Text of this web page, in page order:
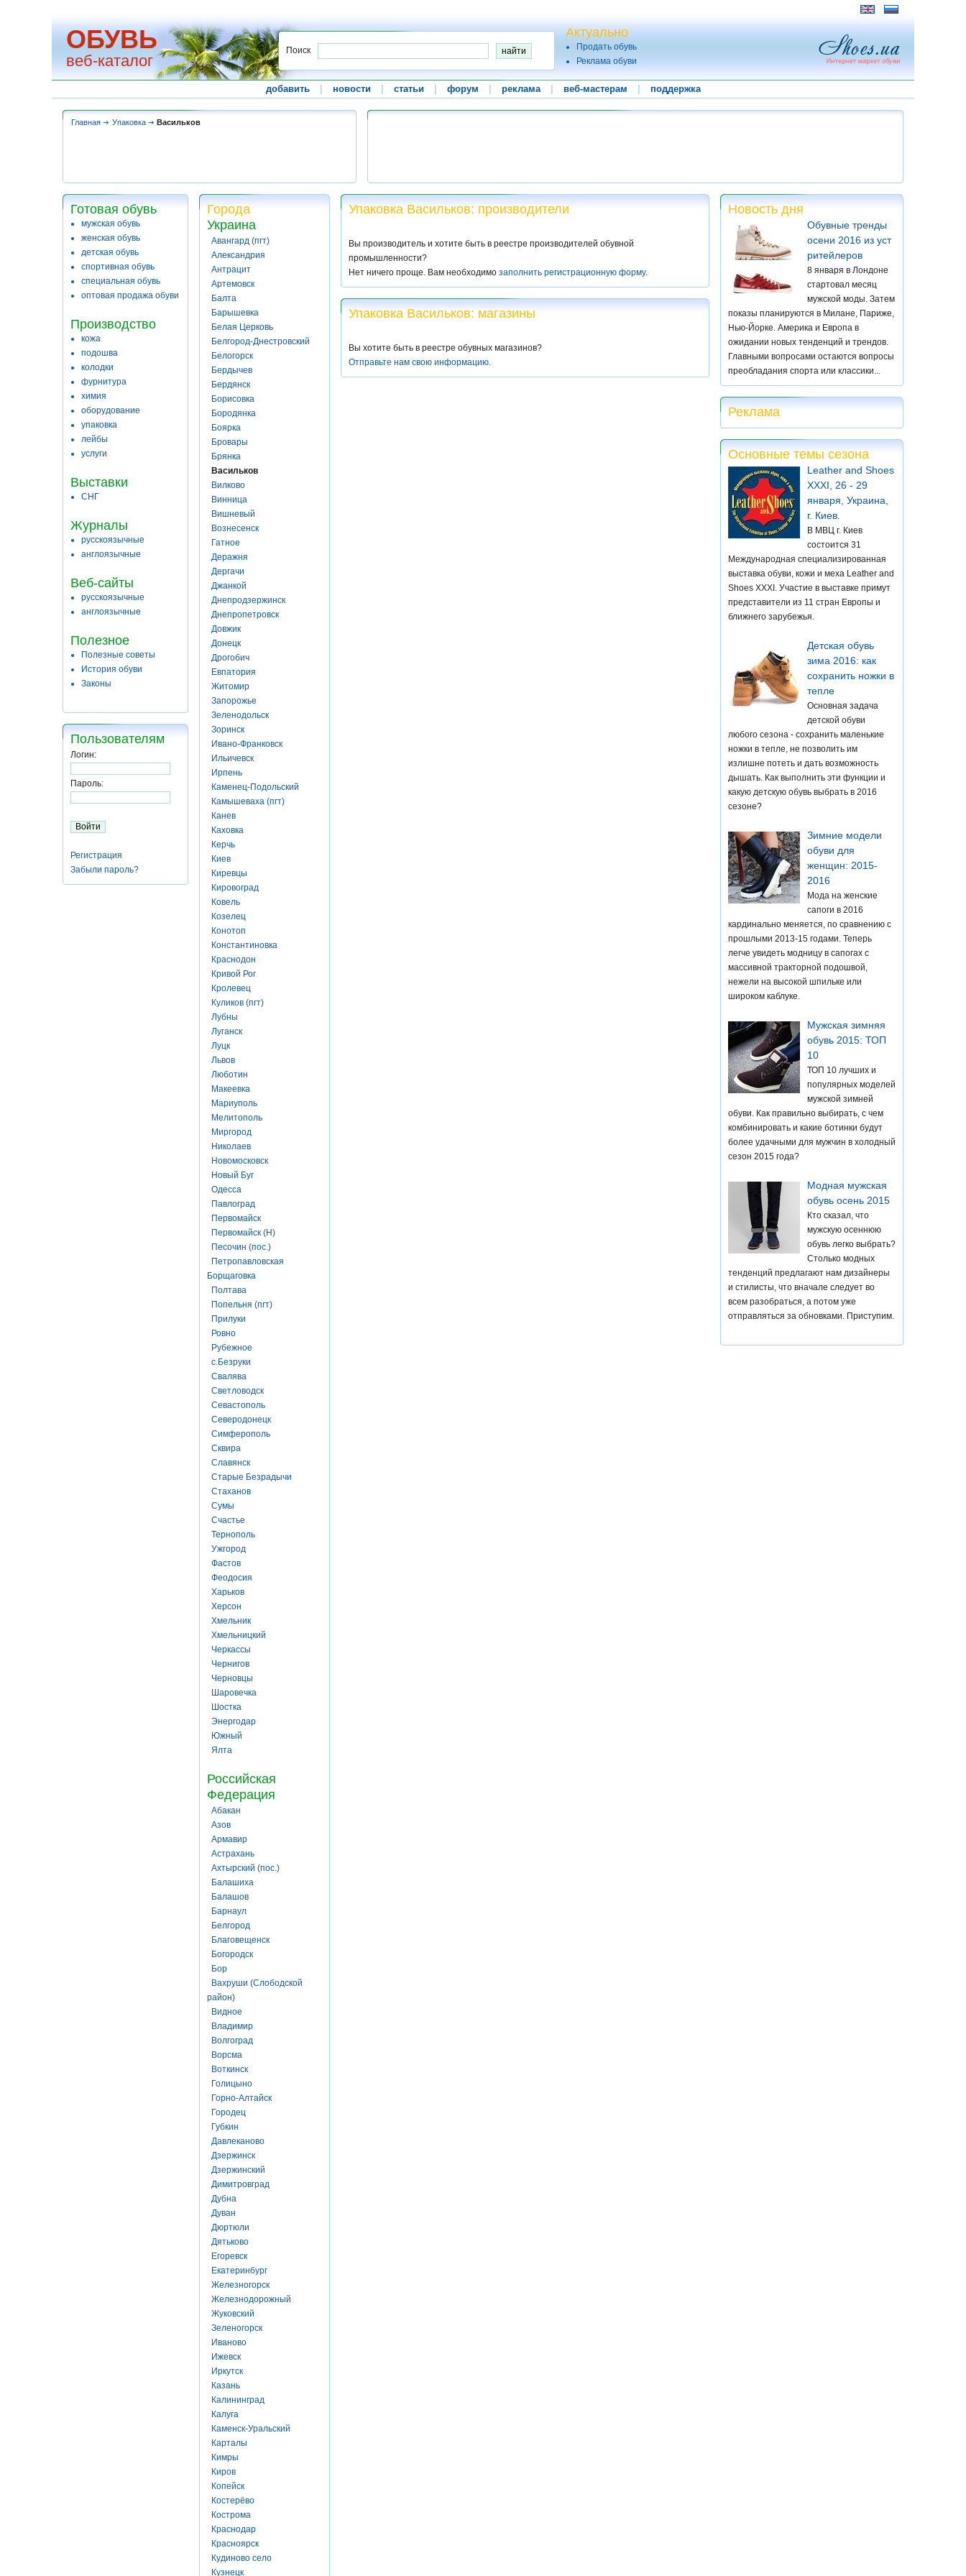
ОБУВЬ
веб-каталог
Поиск
Актуально
Продать обувь
Реклама обуви
добавить новости статьи форум реклама веб-мастерам поддержка
Главная Упаковка Васильков
Готовая обувь
мужская обувь
женская обувь
детская обувь
спортивная обувь
специальная обувь
оптовая продажа обуви
Производство
кожа
подошва
колодки
фурнитура
химия
оборудование
упаковка
лейбы
услуги
Выставки
СНГ
Журналы
русскоязычные
англоязычные
Веб-сайты
русскоязычные
англоязычные
Полезное
Полезные советы
История обуви
Законы
Пользователям
Логин:
Пароль:
Регистрация
Забыли пароль?
Города
Украина
Авангард (пгт)
Александрия
Антрацит
Артемовск
Балта
Барышевка
Белая Церковь
Белгород-Днестровский
Белогорск
Бердычев
Бердянск
Борисовка
Бородянка
Боярка
Бровары
Брянка
Васильков
Вилково
Винница
Вишневый
Вознесенск
Гатное
Деражня
Дергачи
Джанкой
Днепродзержинск
Днепропетровск
Довжик
Донецк
Дрогобич
Евпатория
Житомир
Запорожье
Зеленодольск
Зоринск
Ивано-Франковск
Ильичевск
Ирпень
Каменец-Подольский
Камышеваха (пгт)
Канев
Каховка
Керчь
Киев
Киревцы
Кировоград
Ковель
Козелец
Конотоп
Константиновка
Краснодон
Кривой Рог
Кролевец
Куликов (пгт)
Лубны
Луганск
Луцк
Львов
Люботин
Макеевка
Мариуполь
Мелитополь
Миргород
Николаев
Новомосковск
Новый Буг
Одесса
Павлоград
Первомайск
Первомайск (Н)
Песочин (пос.)
Петропавловская
Борщаговка
Полтава
Попельня (пгт)
Прилуки
Ровно
Рубежное
с.Безруки
Свалява
Светловодск
Севастополь
Северодонецк
Симферополь
Сквира
Славянск
Старые Безрадычи
Стаханов
Сумы
Счастье
Тернополь
Ужгород
Фастов
Феодосия
Харьков
Херсон
Хмельник
Хмельницкий
Черкассы
Чернигов
Черновцы
Шаровечка
Шостка
Энергодар
Южный
Ялта
Российская
Федерация
Абакан
Азов
Армавир
Астрахань
Ахтырский (пос.)
Балашиха
Балашов
Барнаул
Белгород
Благовещенск
Богородск
Бор
Вахруши (Слободской
район)
Видное
Владимир
Волгоград
Ворсма
Воткинск
Голицыно
Горно-Алтайск
Городец
Губкин
Давлеканово
Дзержинск
Дзержинский
Димитровград
Дубна
Дуван
Дюртюли
Дятьково
Егоревск
Екатеринбург
Железногорск
Железнодорожный
Жуковский
Зеленогорск
Иваново
Ижевск
Иркутск
Казань
Калининград
Калуга
Каменск-Уральский
Карталы
Кимры
Киров
Копейск
Костерёво
Кострома
Краснодар
Красноярск
Кудиново село
Кузнецк
Упаковка Васильков: производители
Вы производитель и хотите быть в реестре производителей обувной
промышленности?
Нет ничего проще. Вам необходимо заполнить регистрационную форму.
Упаковка Васильков: магазины
Вы хотите быть в реестре обувных магазинов?
Отправьте нам свою информацию.
Новость дня
Обувные тренды
осени 2016 из уст
ритейлеров
8 января в Лондоне
стартовал месяц
мужской моды. Затем
показы планируются в Милане, Париже,
Нью-Йорке. Америка и Европа в
ожидании новых тенденций и трендов.
Главными вопросами остаются вопросы
преобладания спорта или классики...
Реклама
Основные темы сезона
Leather and Shoes
XXXI, 26 - 29
января, Украина,
г. Киев.
В МВЦ г. Киев
состоится 31
Международная специализированная
выставка обуви, кожи и меха Leather and
Shoes XXXI. Участие в выставке примут
представители из 11 стран Европы и
ближнего зарубежья.
Детская обувь
зима 2016: как
сохранить ножки в
тепле
Основная задача
детской обуви
любого сезона - сохранить маленькие
ножки в тепле, не позволить им
излишне потеть и дать возможность
дышать. Как выполнить эти функции и
какую детскую обувь выбрать в 2016
сезоне?
Зимние модели
обуви для
женщин: 2015-
2016
Мода на женские
сапоги в 2016
кардинально меняется, по сравнению с
прошлыми 2013-15 годами. Теперь
легче увидеть модницу в сапогах с
массивной тракторной подошвой,
нежели на высокой шпильке или
широком каблуке.
Мужская зимняя
обувь 2015: ТОП
10
ТОП 10 лучших и
популярных моделей
мужской зимней
обуви. Как правильно выбирать, с чем
комбинировать и какие ботинки будут
более удачными для мужчин в холодный
сезон 2015 года?
Модная мужская
обувь осень 2015
Кто сказал, что
мужскую осеннюю
обувь легко выбрать?
Столько модных
тенденций предлагают нам дизайнеры
и стилисты, что вначале следует во
всем разобраться, а потом уже
отправляться за обновками. Приступим.